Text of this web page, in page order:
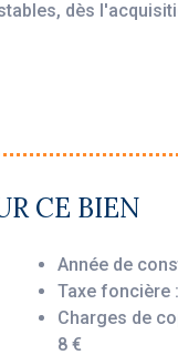
dès
par un
vous assurant le
fonctionnel et
CE BIEN
Année de
Taxe foncière
Charges de
8 €